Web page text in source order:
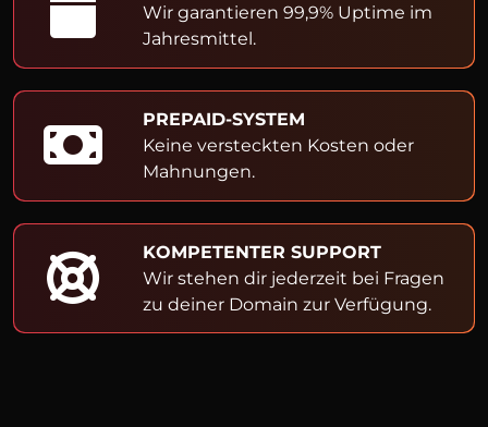
Wir garantieren 99,9% Uptime im
Jahresmittel.
PREPAID-SYSTEM
Keine versteckten Kosten oder
Mahnungen.
KOMPETENTER SUPPORT
Wir stehen dir jederzeit bei Fragen
zu deiner Domain zur Verfügung.